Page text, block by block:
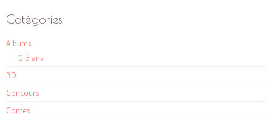
Catégories
Albums
0-3 ans
BD
Concours
Contes